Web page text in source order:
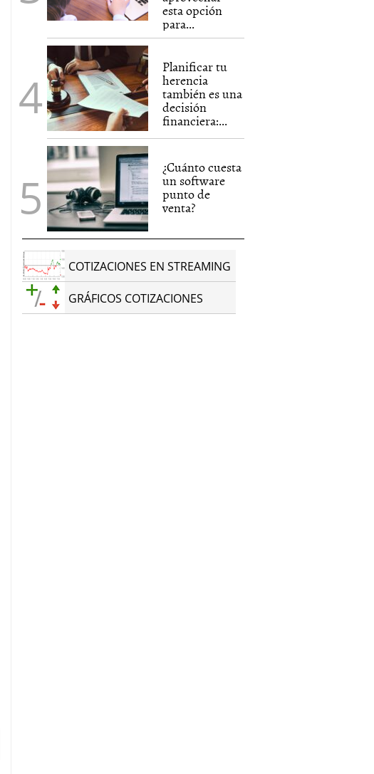
esta opción
para...
Planificar tu
herencia
también es una
decisión
financiera:...
¿Cuánto cuesta
un software
punto de
venta?
COTIZACIONES EN STREAMING
GRÁFICOS COTIZACIONES